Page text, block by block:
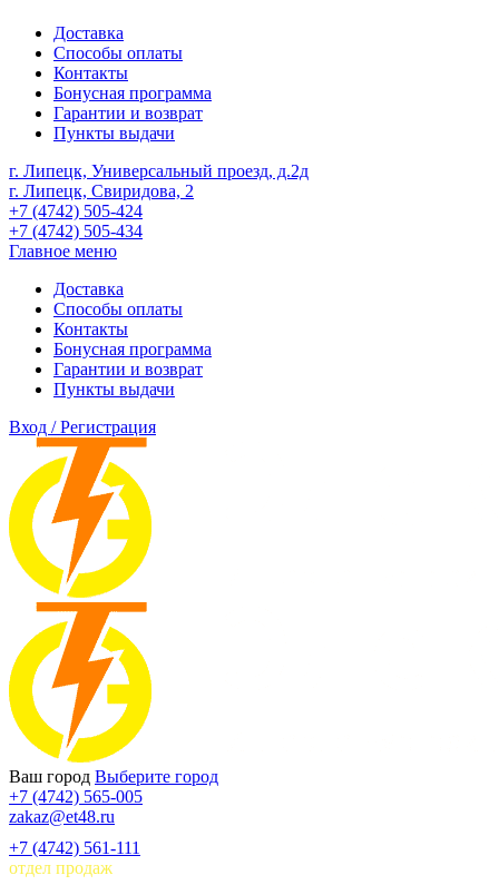
Доставка
Способы оплаты
Контакты
Бонусная программа
Гарантии и возврат
Пункты выдачи
г. Липецк, Универсальный проезд, д.2д
г. Липецк, Свиридова, 2
+7 (4742) 505-424
+7 (4742) 505-434
Главное меню
Доставка
Способы оплаты
Контакты
Бонусная программа
Гарантии и возврат
Пункты выдачи
Вход / Регистрация
Ваш город Выберите город
+7 (4742) 565-005
zakaz@et48.ru
+7 (4742) 561-111
отдел продаж